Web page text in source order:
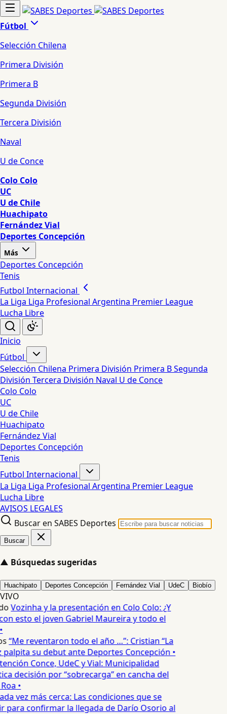
Fútbol
Selección Chilena
Primera División
Primera B
Segunda División
Tercera División
Naval
U de Conce
Colo Colo
UC
U de Chile
Huachipato
Fernández Vial
Deportes Concepción
Más
Deportes Concepción
Tenis
Futbol Internacional
La Liga Liga Profesional Argentina Premier League
Lucha Libre
Inicio
Fútbol
Selección Chilena Primera División Primera BSegunda
División Tercera División Naval U de Conce
Colo Colo
UC
U de Chile
Huachipato
Fernández Vial
Deportes Concepción
Tenis
Futbol Internacional
La Liga Liga Profesional Argentina Premier League
Lucha Libre
AVISOS LEGALES
Buscar en SABES Deportes
Buscar
▲ Búsquedas sugeridas
Huachipato Deportes Concepción Fernández Vial UdeC Biobío
VIVO
Vozinha y la presentación en Colo Colo: ¿Y
esto el joven Gabriel Maureira y todo el
“Me reventaron todo el año …”: Cristian “La
su debut ante Deportes Concepción •
Conce, UdeC y Vial: Municipalidad
decisión por “sobrecarga” en cancha del
•
vez más cerca: Las condiciones que se
para confirmar la llegada de Darío Osorio al